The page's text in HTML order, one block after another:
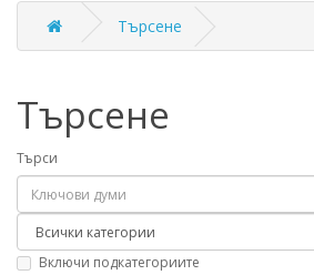
Търсене
Търсене
Търси
Включи подкатегориите